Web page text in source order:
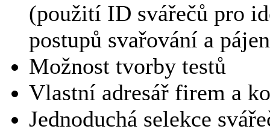
(použití ID svářečů pro
postupů svařování a
Možnost tvorby testů
Vlastní adresář firem a
Jednoduchá selekce